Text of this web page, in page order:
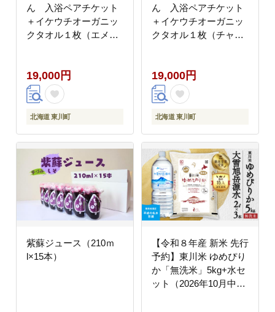
ん 入浴ペアチケット
＋イケウチオーガニッ
クタオル１枚（エメラ
19,000円
北海道 東川町
ん 入浴ペアチケット
＋イケウチオーガニッ
クタオル１枚（チャコ
19,000円
北海道 東川町
紫蘇ジュース（210ｍ
l×15本）
【令和８年産 新米 先行
予約】東川米 ゆめぴり
か「無洗米」5kg+水セ
ット（2026年10月中旬